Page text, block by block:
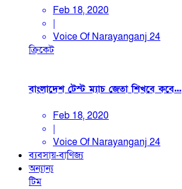
Feb 18, 2020
|
Voice Of Narayanganj 24
ক্রিকেট
বাংলাদেশ টেস্ট ম্যাচ জেতা শিখবে কবে...
Feb 18, 2020
|
Voice Of Narayanganj 24
ব্যবসায়-বাণিজ্য
অন্যান্য
টিম